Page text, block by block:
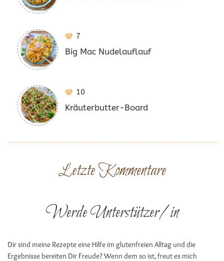
7
Big Mac Nudelauflauf
10
Kräuterbutter-Board
Letzte Kommentare
Werde Unterstützer/in
Dir sind meine Rezepte eine Hilfe im glutenfreien Alltag und die
Ergebnisse bereiten Dir Freude? Wenn dem so ist, freut es mich